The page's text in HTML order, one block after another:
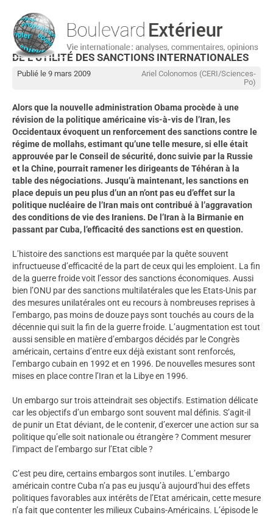
DE L’UTILITÉ DES SANCTIONS INTERNATIONALES
Ariel Colonomos (CERI/Sciences-
Po)
Publié le 9 mars 2009
Alors que la nouvelle administration Obama procède à une
révision de la politique américaine vis-à-vis de l’Iran, les
Occidentaux évoquent un renforcement des sanctions contre le
régime de mollahs, estimant qu’une telle mesure, si elle était
approuvée par le Conseil de sécurité, donc suivie par la Russie
et la Chine, pourrait ramener les dirigeants de Téhéran à la
table des négociations. Jusqu’à maintenant, les sanctions en
place depuis un peu plus d’un an n’ont pas eu d’effet sur la
politique nucléaire de l’Iran mais ont contribué à l’aggravation
des conditions de vie des Iraniens. De l’Iran à la Birmanie en
passant par Cuba, l’efficacité des sanctions est en question.
L’histoire des sanctions est marquée par la quête souvent
infructueuse d’efficacité de la part de ceux qui les emploient. La fin
de la guerre froide voit l’essor des sanctions économiques. Aussi
bien l’ONU par des sanctions multilatérales que les Etats-Unis par
des mesures unilatérales ont eu recours à nombreuses reprises à
l’embargo, pas moins de douze pays sont touchés au cours de la
décennie qui suit la fin de la guerre froide. L’augmentation est tout
aussi sensible en matière d’embargos décidés par le Congrès
américain, certains d’entre eux déjà existant sont renforcés,
l’embargo cubain en 1992 et en 1996. De nouvelles mesures sont
mises en place contre l’Iran et la Libye en 1996.
Un embargo sur trois atteindrait ses objectifs. Estimation délicate
car les objectifs d’un embargo sont souvent mal définis. S’agit-il
de punir un Etat déviant, de le contenir, d’exercer une action sur sa
politique qu’elle soit nationale ou étrangère ? Comment mesurer
l’impact de l’embargo sur l’Etat cible ?
C’est peu dire, certains embargos sont inutiles. L’embargo
américain contre Cuba n’a pas eu jusqu’à aujourd’hui des effets
politiques favorables aux intérêts de l’Etat américain, cette mesure
n’a fait que contenter les milieux Cubains-Américains. L’épisode le